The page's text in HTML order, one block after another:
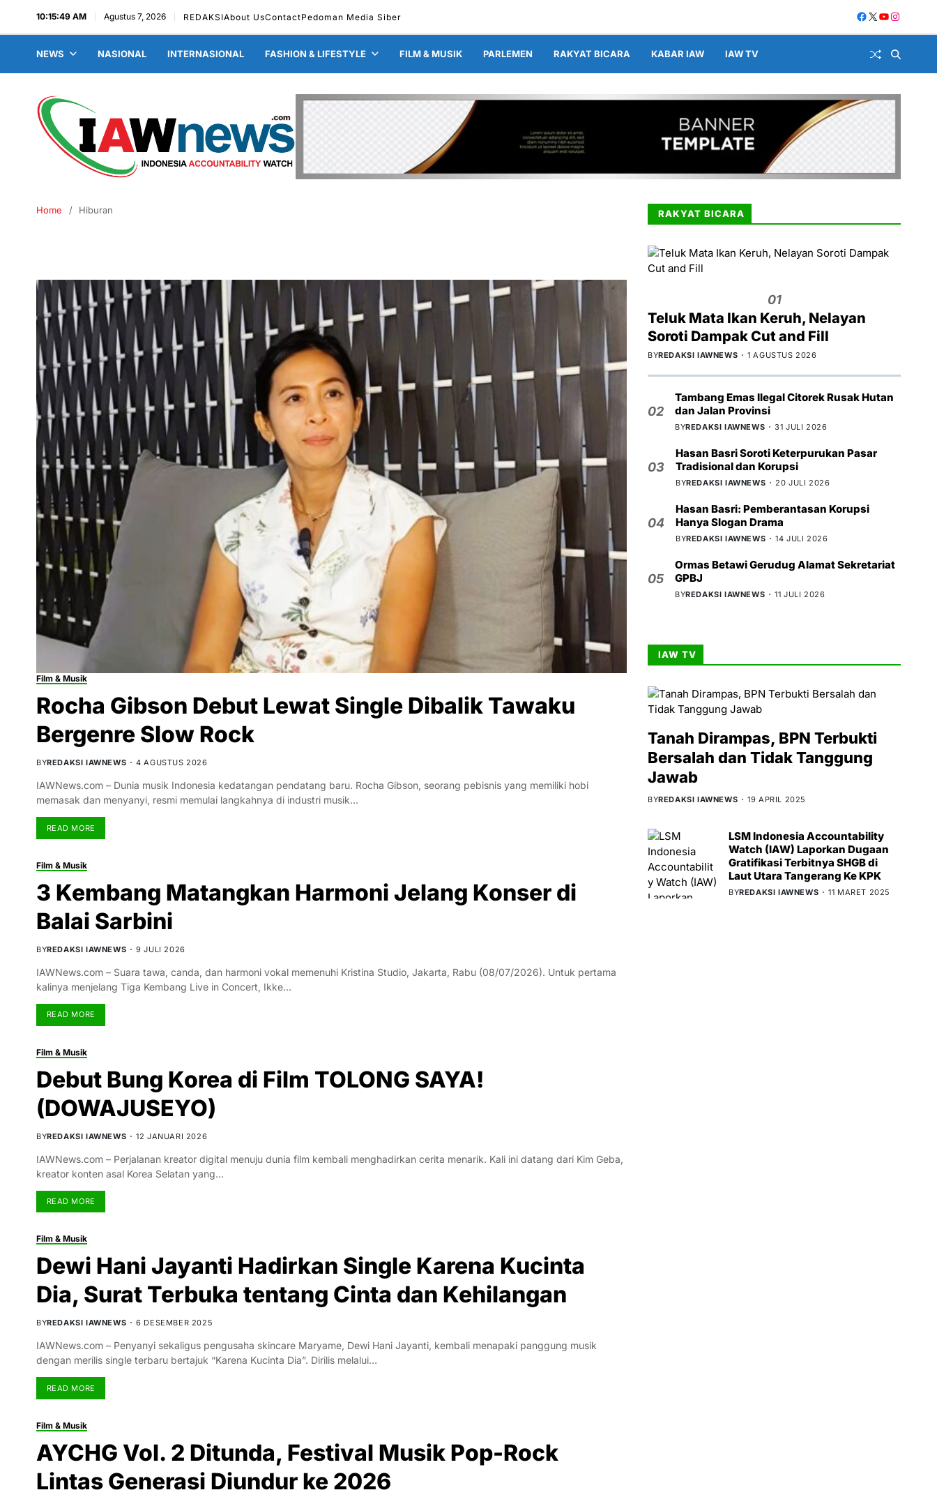
10:15:50 AM Agustus 7, 2026 REDAKSIAbout UsContactPedoman Media Siber
NEWS NASIONAL INTERNASIONAL FASHION & LIFESTYLE FILM & MUSIK PARLEMEN RAKYAT BICARA KABAR IAW IAW TV
Home Hiburan
Film & Musik
Rocha Gibson Debut Lewat Single Dibalik Tawaku
Bergenre Slow Rock
BYREDAKSI IAWNEWS 4 AGUSTUS 2026
IAWNews.com – Dunia musik Indonesia kedatangan pendatang baru. Rocha Gibson, seorang pebisnis yang memiliki hobi
memasak dan menyanyi, resmi memulai langkahnya di industri musik…
READ MORE
Film & Musik
3 Kembang Matangkan Harmoni Jelang Konser di
Balai Sarbini
BYREDAKSI IAWNEWS 9 JULI 2026
IAWNews.com – Suara tawa, canda, dan harmoni vokal memenuhi Kristina Studio, Jakarta, Rabu (08/07/2026). Untuk pertama
kalinya menjelang Tiga Kembang Live in Concert, Ikke…
READ MORE
Film & Musik
Debut Bung Korea di Film TOLONG SAYA!
(DOWAJUSEYO)
BYREDAKSI IAWNEWS 12 JANUARI 2026
IAWNews.com – Perjalanan kreator digital menuju dunia film kembali menghadirkan cerita menarik. Kali ini datang dari Kim Geba,
kreator konten asal Korea Selatan yang…
READ MORE
Film & Musik
Dewi Hani Jayanti Hadirkan Single Karena Kucinta
Dia, Surat Terbuka tentang Cinta dan Kehilangan
BYREDAKSI IAWNEWS 6 DESEMBER 2025
IAWNews.com – Penyanyi sekaligus pengusaha skincare Maryame, Dewi Hani Jayanti, kembali menapaki panggung musik
dengan merilis single terbaru bertajuk “Karena Kucinta Dia”. Dirilis melalui…
READ MORE
Film & Musik
AYCHG Vol. 2 Ditunda, Festival Musik Pop-Rock
Lintas Generasi Diundur ke 2026
RAKYAT BICARA
01
Teluk Mata Ikan Keruh, Nelayan
Soroti Dampak Cut and Fill
BYREDAKSI IAWNEWS 1 AGUSTUS 2026
02
Tambang Emas Ilegal Citorek Rusak Hutan
dan Jalan Provinsi
BYREDAKSI IAWNEWS 31 JULI 2026
03
Hasan Basri Soroti Keterpurukan Pasar
Tradisional dan Korupsi
BYREDAKSI IAWNEWS 20 JULI 2026
04
Hasan Basri: Pemberantasan Korupsi
Hanya Slogan Drama
BYREDAKSI IAWNEWS 14 JULI 2026
05
Ormas Betawi Gerudug Alamat Sekretariat
GPBJ
BYREDAKSI IAWNEWS 11 JULI 2026
IAW TV
Tanah Dirampas, BPN Terbukti
Bersalah dan Tidak Tanggung
Jawab
BYREDAKSI IAWNEWS 19 APRIL 2025
LSM Indonesia Accountability
Watch (IAW) Laporkan Dugaan
Gratifikasi Terbitnya SHGB di
Laut Utara Tangerang Ke KPK
BYREDAKSI IAWNEWS 11 MARET 2025